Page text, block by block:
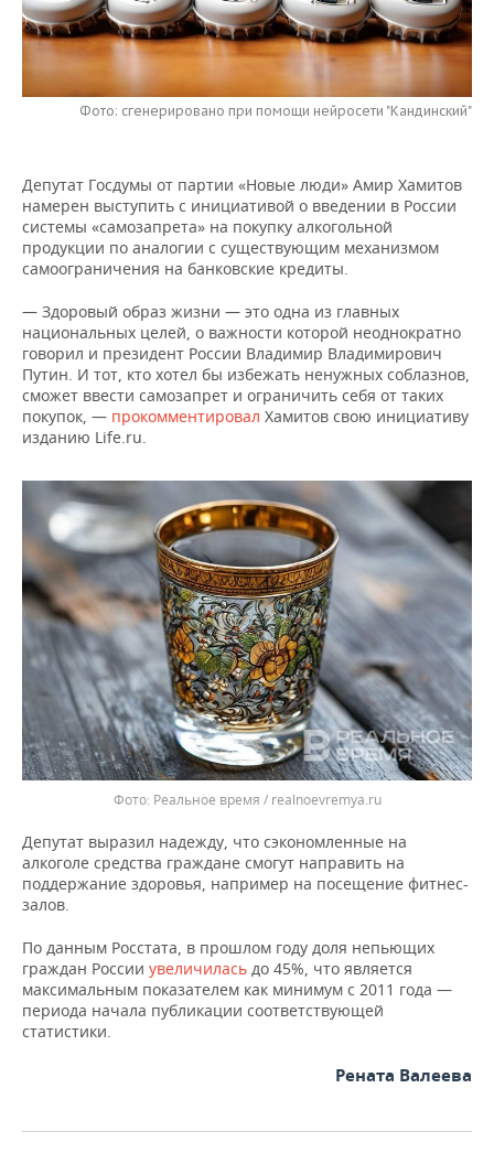
НЕФТЕХИМИЯ
НЕФТЬ
РОЗНИЧНАЯ ТОРГОВЛЯ
ТРАНСПОРТ
НОВОСТИ ТЕХНОЛОГИЙ
IT
ТЕЛЕКОММУНИКАЦИИ
МЕРОПРИЯТИЯ
НОВОСТИ МЕРОПРИЯТИЙ
БИЗНЕС-БРАНЧИ
ONLINE-КОНФЕРЕНЦИИ
СПОРТ
ФУТБОЛ
ХОККЕЙ
ВОЛЕЙБОЛ
КИБЕРСПОРТ
ФИГУРНОЕ КАТАНИЕ
ВОДНЫЕ ВИДЫ СПОРТА
ХОККЕЙ С МЯЧОМ
НОВОСТИ ОБЩЕСТВА
ВЛАСТЬ
ИСТОРИЯ
КУЛЬТУРА
МЕДИЦИНА
ОБРАЗОВАНИЕ
ПРОИСШЕСТВИЯ
ФОТОГАЛЕРЕЯ
СЮЖЕТЫ
СПИСОК ПЕРСОН
СПИСОК КОМПАНИЙ
ПОЛНАЯ ВЕРСИЯ
Фото: сгенерировано при помощи нейросети "Кандинский"
Депутат Госдумы от партии «Новые люди» Амир Хамитов
намерен выступить с инициативой о введении в России
системы «самозапрета» на покупку алкогольной
продукции по аналогии с существующим механизмом
самоограничения на банковские кредиты.
— Здоровый образ жизни — это одна из главных
национальных целей, о важности которой неоднократно
говорил и президент России Владимир Владимирович
Путин. И тот, кто хотел бы избежать ненужных соблазнов,
сможет ввести самозапрет и ограничить себя от таких
покупок, — прокомментировал Хамитов свою инициативу
изданию Life.ru.
Реальное время / realnoevremya.ru
Депутат выразил надежду, что сэкономленные на
алкоголе средства граждане смогут направить на
поддержание здоровья, например на посещение фитнес-
залов.
По данным Росстата, в прошлом году доля непьющих
граждан России увеличилась до 45%, что является
максимальным показателем как минимум с 2011 года —
периода начала публикации соответствующей
статистики.
Рената Валеева